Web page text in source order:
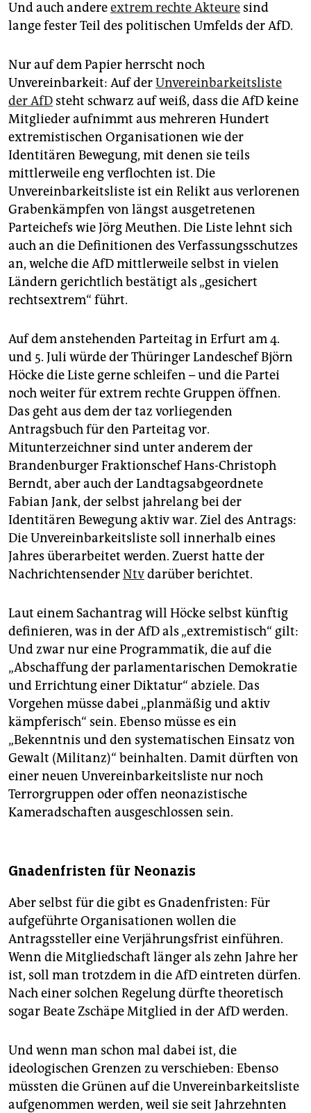
Und auch andereextrem rechte Akteure sind
lange fester Teil des politischen Umfelds der AfD.
Nur auf dem Papier herrscht noch
Unvereinbarkeit: Auf derUnvereinbarkeitsliste
der AfD steht schwarz auf weiß, dass die AfD keine
Mitglieder aufnimmt aus mehreren Hundert
extremistischen Organisationen wie der
Identitären Bewegung, mit denen sie teils
mittlerweile eng verflochten ist. Die
Unvereinbarkeitsliste ist ein Relikt aus verlorenen
Grabenkämpfen von längst ausgetretenen
Parteichefs wie Jörg Meuthen. Die Liste lehnt sich
auch an die Definitionen des Verfassungsschutzes
an, welche die AfD mittlerweile selbst in vielen
Ländern gerichtlich bestätigt als „gesichert
rechtsextrem“ führt.
Auf dem anstehenden Parteitag in Erfurt am 4.
und 5. Juli würde der Thüringer Landeschef Björn
Höcke die Liste gerne schleifen – und die Partei
noch weiter für extrem rechte Gruppen öffnen.
Das geht aus dem der taz vorliegenden
Antragsbuch für den Parteitag vor.
Mitunterzeichner sind unter anderem der
Brandenburger Fraktionschef Hans-Christoph
Berndt, aber auch der Landtagsabgeordnete
Fabian Jank, der selbst jahrelang bei der
Identitären Bewegung aktiv war. Ziel des Antrags:
Die Unvereinbarkeitsliste soll innerhalb eines
Jahres überarbeitet werden. Zuerst hatte der
NachrichtensenderNtvdarüber berichtet.
Laut einem Sachantrag will Höcke selbst künftig
definieren, was in der AfD als „extremistisch“ gilt:
Und zwar nur eine Programmatik, die auf die
„Abschaffung der parlamentarischen Demokratie
und Errichtung einer Diktatur“ abziele. Das
Vorgehen müsse dabei „planmäßig und aktiv
kämpferisch“ sein. Ebenso müsse es ein
„Bekenntnis und den systematischen Einsatz von
Gewalt (Militanz)“ beinhalten. Damit dürften von
einer neuen Unvereinbarkeitsliste nur noch
Terrorgruppen oder offen neonazistische
Kameradschaften ausgeschlossen sein.
Gnadenfristen für Neonazis
Aber selbst für die gibt es Gnadenfristen: Für
aufgeführte Organisationen wollen die
Antragssteller eine Verjährungsfrist einführen.
Wenn die Mitgliedschaft länger als zehn Jahre her
ist, soll man trotzdem in die AfD eintreten dürfen.
Nach einer solchen Regelung dürfte theoretisch
sogar Beate Zschäpe Mitglied in der AfD werden.
Und wenn man schon mal dabei ist, die
ideologischen Grenzen zu verschieben: Ebenso
müssten die Grünen auf die Unvereinbarkeitsliste
aufgenommen werden, weil sie seit Jahrzehnten